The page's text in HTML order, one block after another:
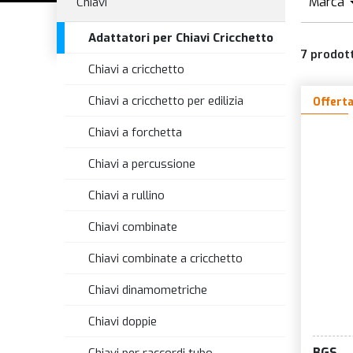
Adattatori per Chiavi Cricchetto
Chiavi a cricchetto
Chiavi a cricchetto per edilizia
Chiavi a forchetta
Chiavi a percussione
Chiavi a rullino
Chiavi combinate
Chiavi combinate a cricchetto
Chiavi dinamometriche
Chiavi doppie
7
Offerta